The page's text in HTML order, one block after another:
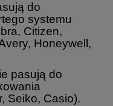
do
systemu
Citizen,
Honeywell,
do
Seiko, Casio).